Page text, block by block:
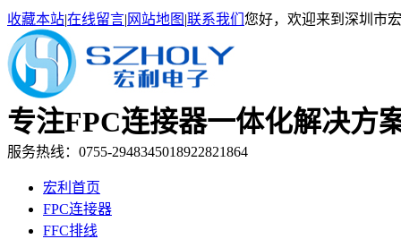
收藏本站|在线留言| 网站地图 |联系我们 您好，欢迎来到深圳市
专注FPC连接器一体化解决
服务热线：0755-2948345018922821864
宏利首页
FPC连接器
FFC排线